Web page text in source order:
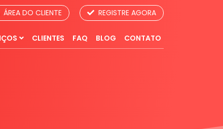
ÁREA DO CLIENTE REGISTRE AGORA
CLIENTES FAQ BLOG CONTATO